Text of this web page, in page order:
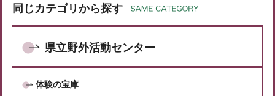
同じカテゴリから探す
県立野外活動センター
体験の宝庫